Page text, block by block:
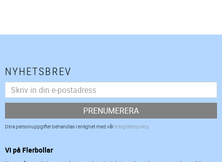
NYHETSBREV
PRENUMERERA
Dina personuppgifter behandlas i enlighet med vårintegritetspolicy.
Vi på Flerbollar